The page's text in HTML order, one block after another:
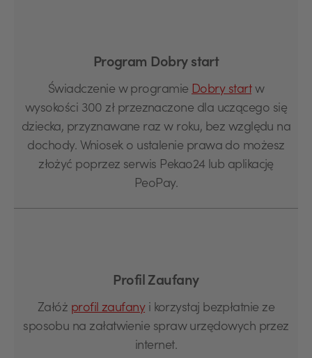
Program Dobry start
Świadczenie w programie Dobry startw
wysokości 300 zł przeznaczone dla uczącego się
dziecka, przyznawane raz w roku, bez względu na
dochody. Wniosek o ustalenie prawa do możesz
złożyć poprzez serwis Pekao24 lub aplikację
PeoPay.
Profil Zaufany
Załóż profil zaufanyi korzystaj bezpłatnie ze
sposobu na załatwienie spraw urzędowych przez
internet.